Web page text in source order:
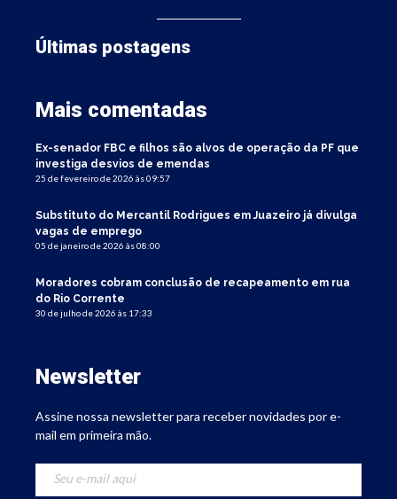
Últimas postagens
Mais comentadas
Ex-senador FBC e filhos são alvos de operação da PF que
investiga desvios de emendas
25 de fevereiro de 2026 às 09:57
Substituto do Mercantil Rodrigues em Juazeiro já divulga
vagas de emprego
05 de janeiro de 2026 às 08:00
Moradores cobram conclusão de recapeamento em rua
do Rio Corrente
30 de julho de 2026 às 17:33
Newsletter
Assine nossa newsletter para receber novidades por e-
mail em primeira mão.